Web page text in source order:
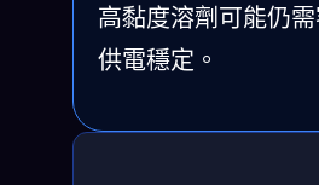
高黏度溶劑可能仍
供電穩定。